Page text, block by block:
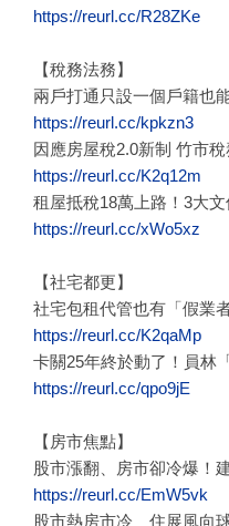
https://reurl.cc/R28ZKe
【稅務法務】
兩戶打通只設一個戶籍也
https://reurl.cc/kpkzn3
因應房屋稅2.0新制 竹市
https://reurl.cc/K2q12m
租屋抵稅18萬上路！3大
https://reurl.cc/xWo5xz
【社宅都更】
社宅包租代管也有「假業
https://reurl.cc/K2qaMp
卡關25年終於動了！員林
https://reurl.cc/qpo9jE
【房市焦點】
股市漲翻、房市卻冷爆！
https://reurl.cc/EmW5vk
股市熱房市冷 住展風向